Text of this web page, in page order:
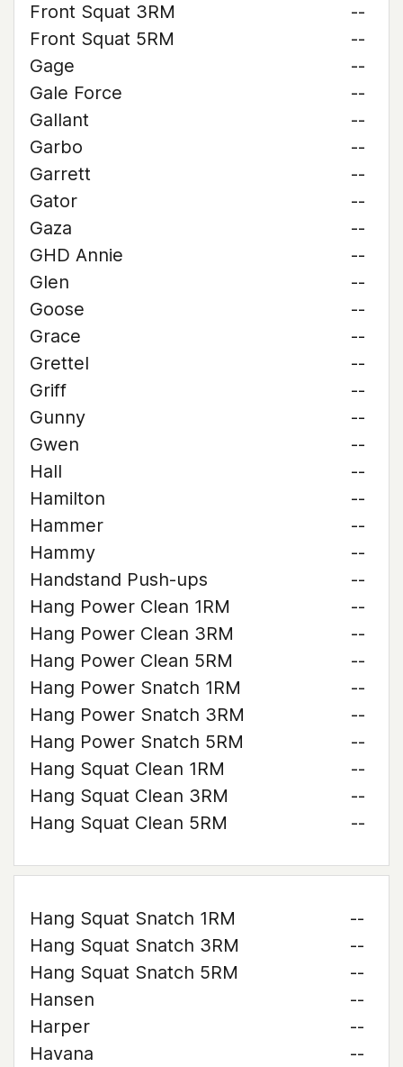
Front Squat 3RM
--
Front Squat 5RM
--
Gage
--
Gale Force
--
Gallant
--
Garbo
--
Garrett
--
Gator
--
Gaza
--
GHD Annie
--
Glen
--
Goose
--
Grace
--
Grettel
--
Griff
--
Gunny
--
Gwen
--
Hall
--
Hamilton
--
Hammer
--
Hammy
--
Handstand Push-ups
--
Hang Power Clean 1RM
--
Hang Power Clean 3RM
--
Hang Power Clean 5RM
--
Hang Power Snatch 1RM
--
Hang Power Snatch 3RM
--
Hang Power Snatch 5RM
--
Hang Squat Clean 1RM
--
Hang Squat Clean 3RM
--
Hang Squat Clean 5RM
--
Hang Squat Snatch 1RM
--
Hang Squat Snatch 3RM
--
Hang Squat Snatch 5RM
--
Hansen
--
Harper
--
Havana
--